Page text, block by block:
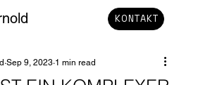
KONTAKT
Sep 9, 2023 1 min read